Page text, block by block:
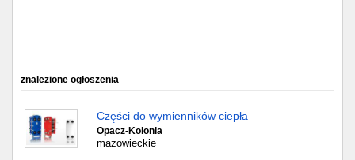
znalezione ogłoszenia
Części do wymienników ciepła
Opacz-Kolonia
mazowieckie
Toruń
Olsztyn
Sosnowiec